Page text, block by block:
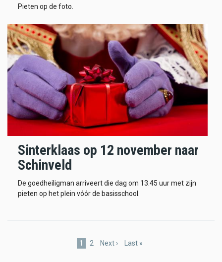
Pieten op de foto.
Sinterklaas op 12 november naar
Schinveld
De goedheiligman arriveert die dag om 13.45 uur met zijn
pieten op het plein vóór de basisschool.
Current
1 Page
2
Next
Next ›
Last
Last »